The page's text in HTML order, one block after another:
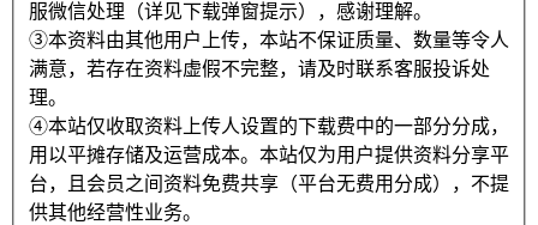
服微信处理（详见下载弹窗提示），感谢理解。
③本资料由其他用户上传，本站不保证质量、数量等令人
满意，若存在资料虚假不完整，请及时联系客服投诉处
理。
④本站仅收取资料上传人设置的下载费中的一部分分成，
用以平摊存储及运营成本。本站仅为用户提供资料分享平
台，且会员之间资料免费共享（平台无费用分成），不提
供其他经营性业务。